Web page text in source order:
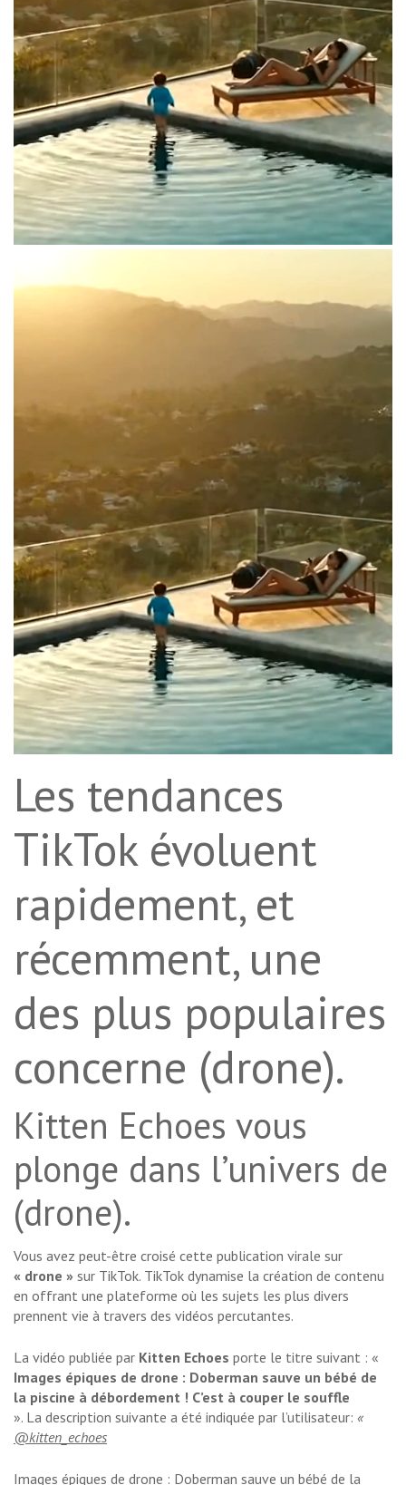
Les tendances
TikTok évoluent
rapidement, et
récemment, une
des plus populaires
concerne (drone).
Kitten Echoes vous
plonge dans l’univers de
(drone).
Vous avez peut-être croisé cette publication virale sur
« drone » sur TikTok. TikTok dynamise la création de contenu
en offrant une plateforme où les sujets les plus divers
prennent vie à travers des vidéos percutantes.
La vidéo publiée par Kitten Echoes porte le titre suivant : «
Images épiques de drone : Doberman sauve un bébé de
la piscine à débordement ! C’est à couper le souffle
». La description suivante a été indiquée par l’utilisateur: «
@kitten_echoes
Images épiques de drone : Doberman sauve un bébé de la